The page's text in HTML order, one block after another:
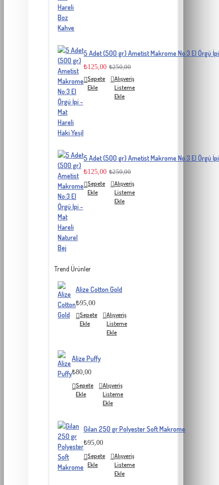
5 Adet (500 gr) Ametist Makrome No:3 El Örgü
₺125,00 ₺250,00
Sepete
Ekle
Alışveriş
Listeme
Ekle
5 Adet (500 gr) Ametist Makrome No:3 El Örgü
₺125,00 ₺250,00
Sepete
Ekle
Alışveriş
Listeme
Ekle
Trend Ürünler
Alize Cotton Gold
₺95,00
Sepete
Ekle
Alışveriş
Listeme
Ekle
Alize Puffy
₺80,00
Sepete
Ekle
Alışveriş
Listeme
Ekle
Gilan 250 gr Polyester Soft Makrome
₺95,00
Sepete
Ekle
Alışveriş
Listeme
Ekle